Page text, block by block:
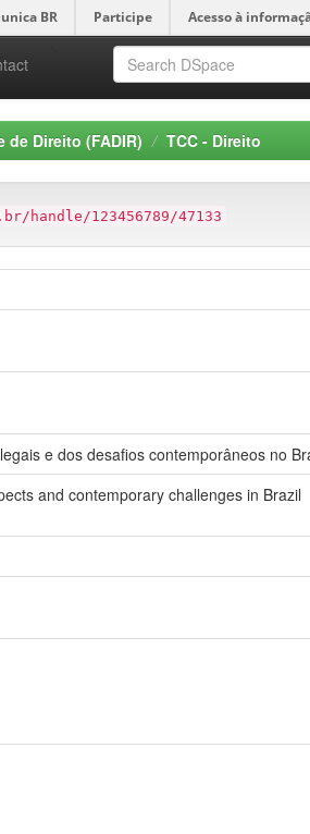
BR Participe Acesso à
de Direito (FADIR) TCC - Direito
123456789/47133
e dos desafios contemporâneos no
and contemporary challenges in Brazil